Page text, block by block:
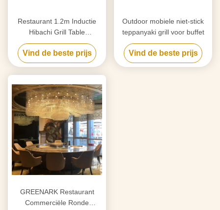
Restaurant 1.2m Inductie
Hibachi Grill Table
Teppanyaki Griddle
Vind de beste prijs
Outdoor mobiele niet-stick
teppanyaki grill voor buffet
Vind de beste prijs
GREENARK Restaurant
Commerciële Ronde